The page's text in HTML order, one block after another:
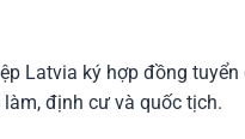
Latvia ký hợp đồng
định cư và quốc tịch.